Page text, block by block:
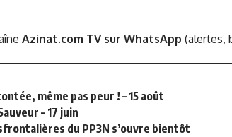
Azinat.com TV sur WhatsApp (alertes,
même pas peur ! – 15 août
– 17 juin
du PP3N s’ouvre bientôt